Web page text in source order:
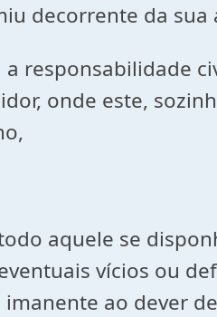
decorrente da sua
responsabilidade
onde este,
aquele se
vícios ou
ao dever